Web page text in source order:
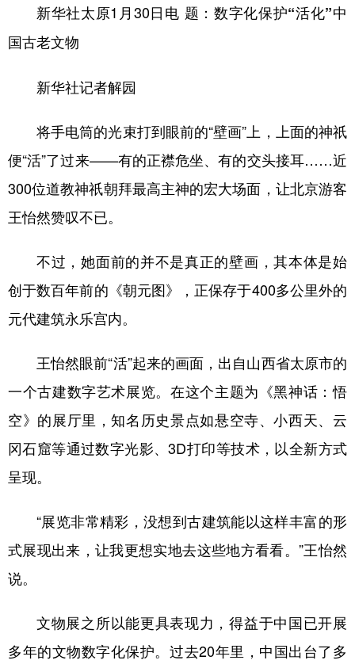
地方频道
北京 天津 河北 山西
辽宁 吉林 上海 江苏
浙江 安徽 福建 江西
山东
广东 广西 海南 重庆
四川 贵州 云南 西藏
陕西 甘肃
新疆 内蒙古 黑龙江
多语种频道
English Español Français عربى
Deutsch Português
新华社太原1月30日电 题：数字化保护“活化”中
国古老文物
新华社记者解园
将手电筒的光束打到眼前的“壁画”上，上面的神祇
便“活”了过来——有的正襟危坐、有的交头接耳……近
300位道教神祇朝拜最高主神的宏大场面，让北京游客
王怡然赞叹不已。
不过，她面前的并不是真正的壁画，其本体是始
创于数百年前的《朝元图》，正保存于400多公里外的
元代建筑永乐宫内。
王怡然眼前“活”起来的画面，出自山西省太原市的
一个古建数字艺术展览。在这个主题为《黑神话：悟
空》的展厅里，知名历史景点如悬空寺、小西天、云
冈石窟等通过数字光影、3D打印等技术，以全新方式
呈现。
“展览非常精彩，没想到古建筑能以这样丰富的形
式展现出来，让我更想实地去这些地方看看。”王怡然
说。
文物展之所以能更具表现力，得益于中国已开展
多年的文物数字化保护。过去20年里，中国出台了多